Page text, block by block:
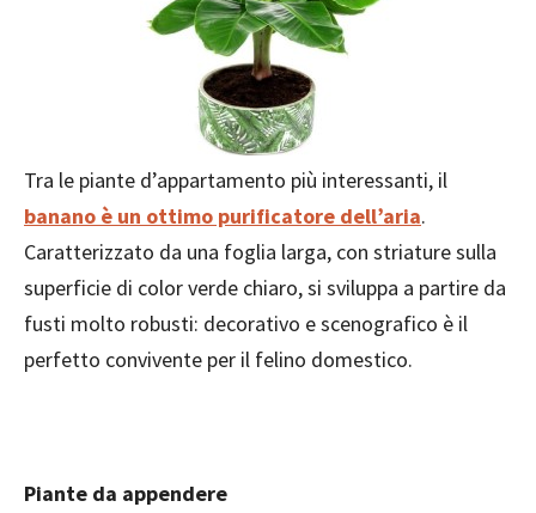
Tra le piante d’appartamento più interessanti, il
banano è un ottimo purificatore dell’aria.
Caratterizzato da una foglia larga, con striature sulla
superficie di color verde chiaro, si sviluppa a partire da
fusti molto robusti: decorativo e scenografico è il
perfetto convivente per il felino domestico.
Piante da appendere